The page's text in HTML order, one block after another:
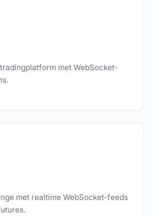
met WebSocket-
met realtime WebSocket-feeds